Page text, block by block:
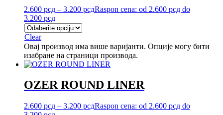
2.600 рсд – 3.200 рсдRaspon cena: od 2.600 рсд do
3.200 рсд
Clear
Овај производ има више варијанти. Опције могу бити
изабране на страници производа.
OZER ROUND LINER
2.600 рсд – 3.200 рсдRaspon cena: od 2.600 рсд do